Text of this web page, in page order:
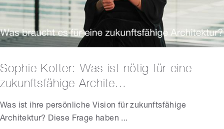
Sophie Kotter: Was ist nötig für eine
zukunftsfähige Archite...
Was ist ihre persönliche Vision für zukunftsfähige
Architektur? Diese Frage haben ...